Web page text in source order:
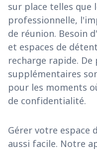
sur place telles que
professionnelle,
de réunion. Besoin
et espaces de
recharge rapide.
supplémentaires
pour les moments
de confidentialité.
Gérer votre espace
aussi facile. Notre